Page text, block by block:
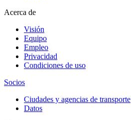
Acerca de
Visión
Equipo
Empleo
Privacidad
Condiciones de uso
Socios
Ciudades y agencias de transporte
Datos